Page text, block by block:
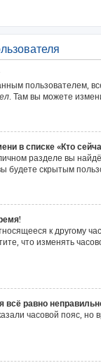
пользователем,
. Там вы можете
в списке «Кто
разделе вы
будете скрытым
к другому
что изменять
всё равно
часовой пояс,